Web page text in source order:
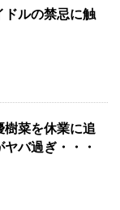
ドルの禁忌に触
樹菜を休業に追
バ過ぎ・・・